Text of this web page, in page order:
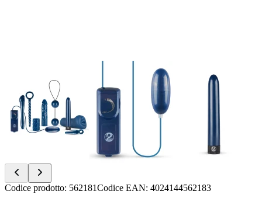
Item
Codice prodotto: 562181Codice EAN: 4024144562183